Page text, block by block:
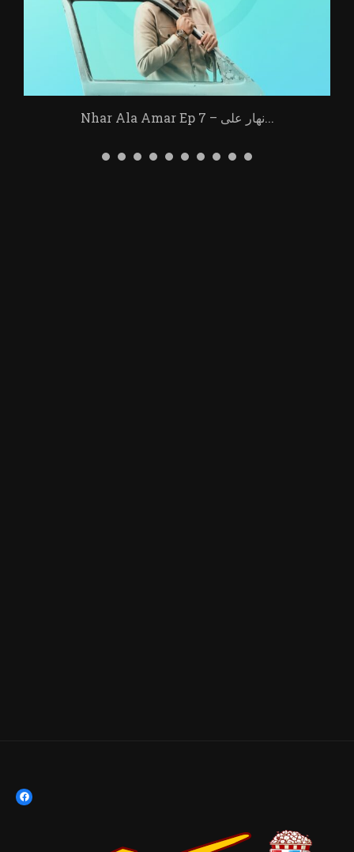
Nhar Ala Amar Ep 7 – نهار على...